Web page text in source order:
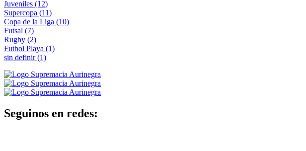
Juveniles (12)
Supercopa (11)
Copa de la Liga (10)
Futsal (7)
Rugby (2)
Futbol Playa (1)
sin definir(1)
Seguinos en redes: